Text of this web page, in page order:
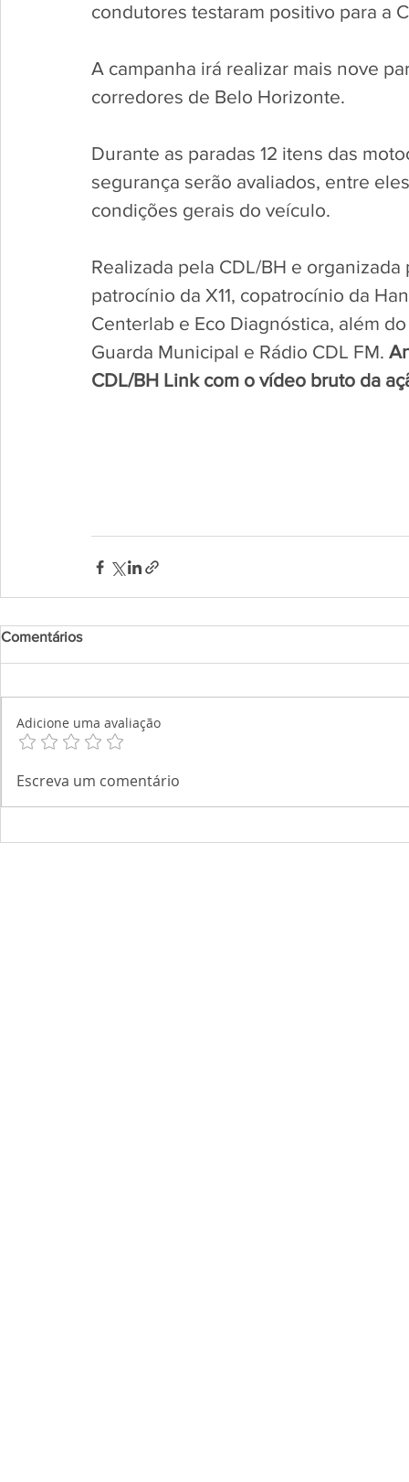
condutores testaram positivo para a
A campanha irá realizar mais nove
corredores de Belo Horizonte.
Durante as paradas 12 itens das
segurança serão avaliados, entre
condições gerais do veículo.
Realizada pela CDL/BH e
patrocínio da X11, copatrocínio da
Centerlab e Eco Diagnóstica, além
Guarda Municipal e Rádio CDL FM.
CDL/BH Link com o vídeo bruto da
Comentários
Adicione uma avaliação
Escreva um comentário